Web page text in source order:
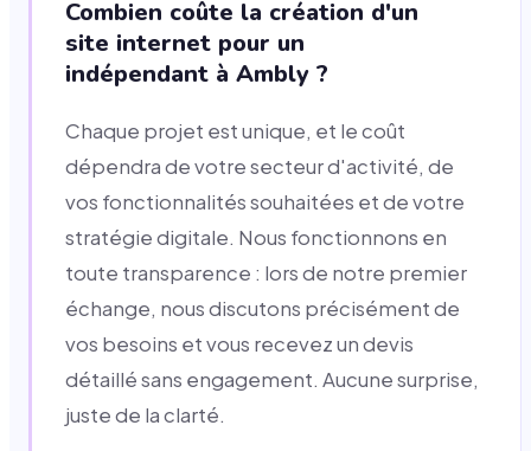
Combien coûte la création d'un
site internet pour un
indépendant à Ambly ?
Chaque projet est unique, et le coût
dépendra de votre secteur d'activité, de
vos fonctionnalités souhaitées et de votre
stratégie digitale. Nous fonctionnons en
toute transparence : lors de notre premier
échange, nous discutons précisément de
vos besoins et vous recevez un devis
détaillé sans engagement. Aucune surprise,
juste de la clarté.